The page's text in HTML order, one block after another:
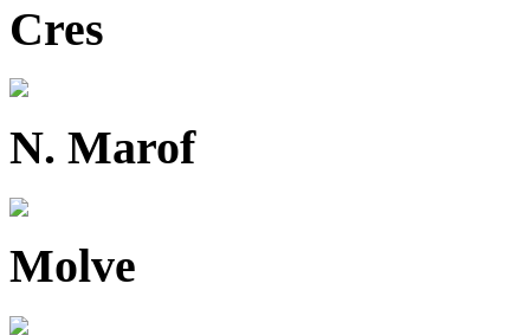
Cres
N. Marof
Molve